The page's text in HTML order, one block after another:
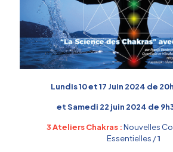
Lundis 10 et 17 Juin 2024 de
et Samedi 22 juin 2024 de
3 Ateliers Chakras :Nouvelles
Essentielles /1